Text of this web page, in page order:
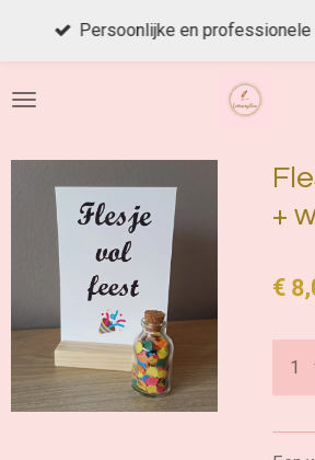
de
Persoonlijke en
+
€